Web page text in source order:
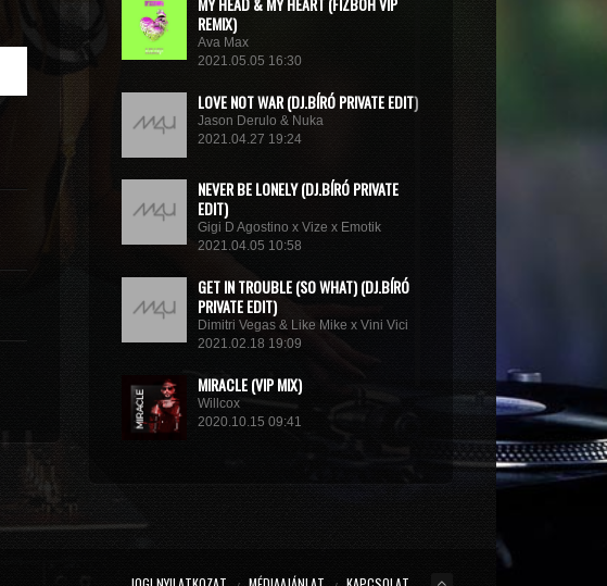
REMIX)
Ava Max
2021.05.05 16:30
LOVE NOT WAR (DJ.BÍRÓ PRIVATE EDIT)
Jason Derulo & Nuka
2021.04.27 19:24
NEVER BE LONELY (DJ.BÍRÓ PRIVATE
EDIT)
Gigi D Agostino x Vize x Emotik
2021.04.05 10:58
GET IN TROUBLE (SO WHAT) (DJ.BÍRÓ
PRIVATE EDIT)
Dimitri Vegas & Like Mike x Vini Vici
2021.02.18 19:09
MIRACLE (VIP MIX)
Willcox
2020.10.15 09:41